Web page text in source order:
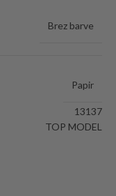
Brez barve
Papir
13137
TOP MODEL